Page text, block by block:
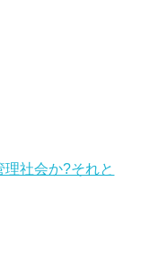
社会か?それと